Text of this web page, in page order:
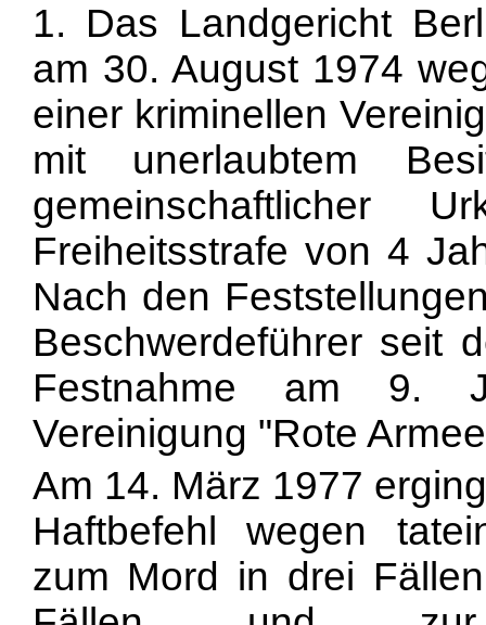
1. Das Landgericht
am 30. August 1974
einer kriminellen
mit unerlaubtem
gemeinschaftlicher
Freiheitsstrafe von 4
Nach den
Beschwerdeführer seit
Festnahme am 9.
Vereinigung "Rote
Am 14. März 1977
Haftbefehl wegen
zum Mord in drei